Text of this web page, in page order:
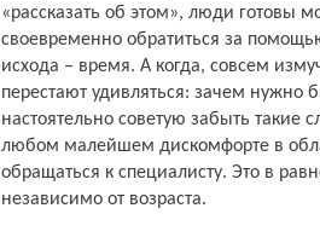
«рассказать об этом», люди готовы
своевременно обратиться за
исхода – время. А когда, совсем
перестают удивляться: зачем нужно
настоятельно советую забыть такие
любом малейшем дискомфорте в
обращаться к специалисту. Это в
независимо от возраста.